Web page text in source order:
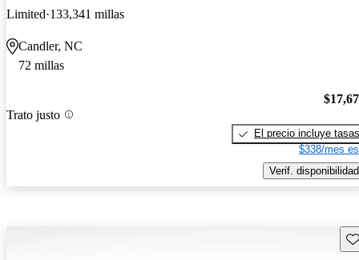
Limited 133,341 millas
Candler, NC
72 millas
Trato justo
El precio incluye tasas
$338/mes
Verif. disponibilidad